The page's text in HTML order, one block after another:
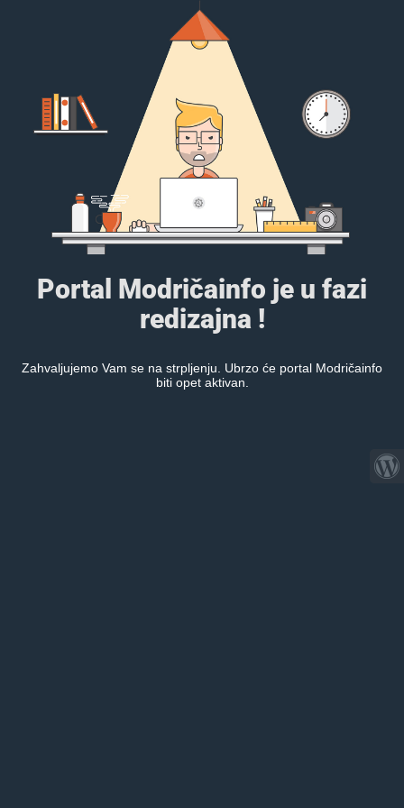
Portal Modričainfo je u fazi
redizajna !
Zahvaljujemo Vam se na strpljenju. Ubrzo će portal Modričainfo
biti opet aktivan.